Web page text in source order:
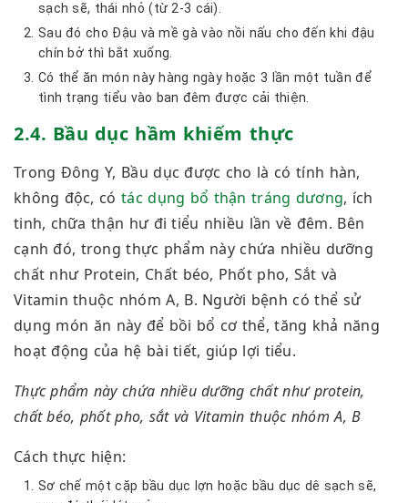
sạch sẽ, thái nhỏ (từ 2-3 cái).
Sau đó cho Đậu và mề gà vào nồi nấu cho đến khi đậu
chín bở thì bắt xuống.
Có thể ăn món này hàng ngày hoặc 3 lần một tuần để
tình trạng tiểu vào ban đêm được cải thiện.
2.4. Bầu dục hầm khiếm thực
Trong Đông Y, Bầu dục được cho là có tính hàn,
không độc, cótác dụng bổ thận tráng dương, ích
tinh, chữa thận hư đi tiểu nhiều lần về đêm. Bên
cạnh đó, trong thực phẩm này chứa nhiều dưỡng
chất như Protein, Chất béo, Phốt pho, Sắt và
Vitamin thuộc nhóm A, B. Người bệnh có thể sử
dụng món ăn này để bồi bổ cơ thể, tăng khả năng
hoạt động của hệ bài tiết, giúp lợi tiểu.
Thực phẩm này chứa nhiều dưỡng chất như protein,
chất béo, phốt pho, sắt và Vitamin thuộc nhóm A, B
Cách thực hiện:
Sơ chế một cặp bầu dục lợn hoặc bầu dục dê sạch sẽ,